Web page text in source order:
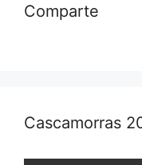
Comparte
Cascamorras